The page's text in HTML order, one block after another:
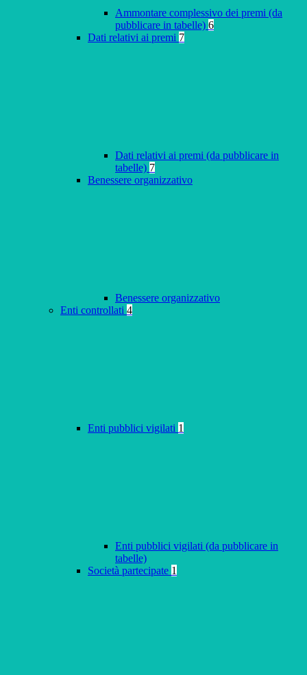
Ammontare complessivo dei premi (da
pubblicare in tabelle) 6
Dati relativi ai premi 7
Dati relativi ai premi (da pubblicare in
tabelle) 7
Benessere organizzativo
Benessere organizzativo
Enti controllati 4
Enti pubblici vigilati 1
Enti pubblici vigilati (da pubblicare in
tabelle)
Società partecipate 1